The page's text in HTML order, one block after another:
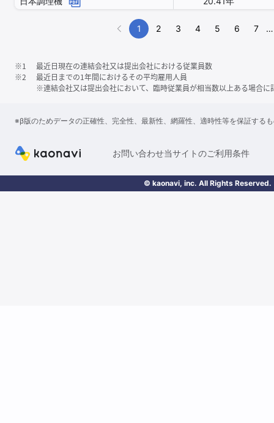
1 2 3 4 5 6 7 …
※1
最近日現在の連結会社又は提出会社における従業員数
※2
最近日までの1年間におけるその平均雇用人員
※連結会社又は提出会社において、臨時従業員が相当数以上ある場合に
※β版のためデータの正確性、完全性、最新性、網羅性、適時性等を保証する
お問い合わせ当サイトのご利用条件
© kaonavi, inc. All Rights Reserved.